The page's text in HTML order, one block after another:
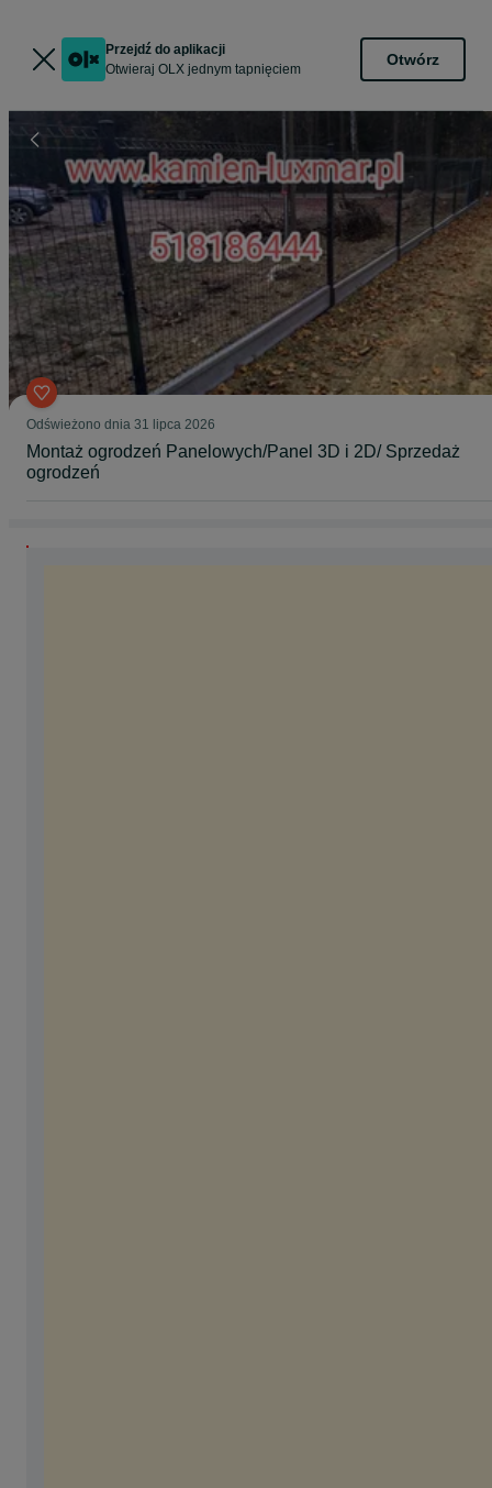
Przejdź do aplikacji
Otwieraj OLX jednym tapnięciem
Otwórz
Odświeżono dnia 31 lipca 2026
Montaż ogrodzeń Panelowych/Panel 3D i 2D/ Sprzedaż
ogrodzeń